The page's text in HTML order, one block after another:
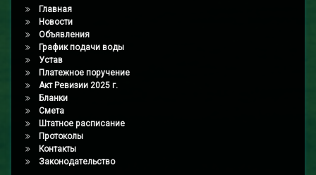
Главная
Новости
Объявления
График подачи воды
Устав
Платежное поручение
Акт Ревизии 2025 г.
Бланки
Смета
Штатное расписание
Протоколы
Контакты
Законодательство